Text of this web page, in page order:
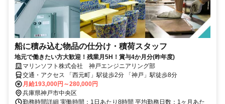
船に積み込む物品の仕分け・積荷スタッフ
地元で働きたい方大歓迎！残業月5H！賞与4か月分(昨年度)
マリンソフト株式会社 神戸エンジニアリング部
交通・アクセス 「西元町」駅徒歩2分 「神戸」駅徒歩8分
月給193,000円～280,000円
兵庫県神戸市中央区
勤務時間詳細 実働時間：1日あたり8時間 平均勤務日数：1ヶ月あた